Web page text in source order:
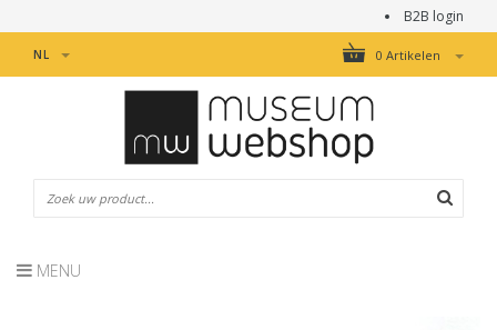
B2B login
0 Artikelen
NL
MENU